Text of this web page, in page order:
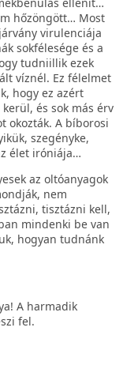
hőzöngött… Most
virulenciája
sokfélesége és a
tudniillik ezek
víznél. Ez félelmet
hogy ez azért
és sok más érv
okozták. A bíborosi
szegényke,
élet iróniája…
az oltóanyagok
nem
tisztázni kell,
mindenki be van
hogyan tudnánk
A harmadik
fel.